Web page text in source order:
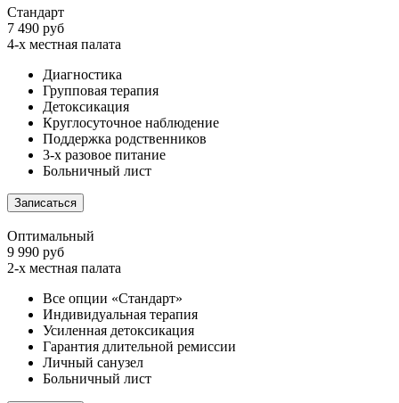
Стандарт
7 490 руб
4-х местная палата
Диагностика
Групповая терапия
Детоксикация
Круглосуточное наблюдение
Поддержка родственников
3-х разовое питание
Больничный лист
Записаться
Оптимальный
9 990 руб
2-х местная палата
Все опции «Стандарт»
Индивидуальная терапия
Усиленная детоксикация
Гарантия длительной ремиссии
Личный санузел
Больничный лист